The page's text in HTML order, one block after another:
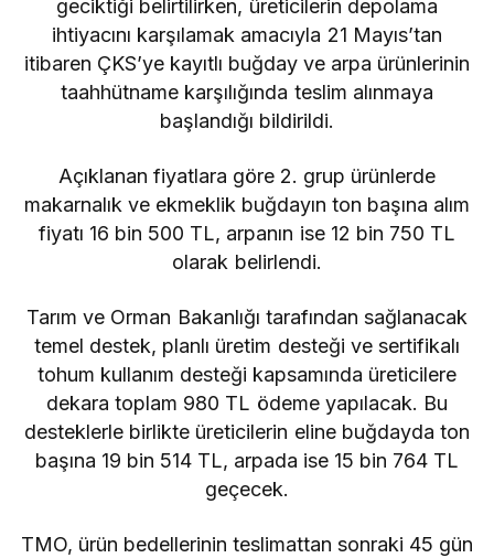
geciktiği belirtilirken, üreticilerin depolama
ihtiyacını karşılamak amacıyla 21 Mayıs’tan
itibaren ÇKS’ye kayıtlı buğday ve arpa ürünlerinin
taahhütname karşılığında teslim alınmaya
başlandığı bildirildi.
Açıklanan fiyatlara göre 2. grup ürünlerde
makarnalık ve ekmeklik buğdayın ton başına alım
fiyatı 16 bin 500 TL, arpanın ise 12 bin 750 TL
olarak belirlendi.
Tarım ve Orman Bakanlığı tarafından sağlanacak
temel destek, planlı üretim desteği ve sertifikalı
tohum kullanım desteği kapsamında üreticilere
dekara toplam 980 TL ödeme yapılacak. Bu
desteklerle birlikte üreticilerin eline buğdayda ton
başına 19 bin 514 TL, arpada ise 15 bin 764 TL
geçecek.
TMO, ürün bedellerinin teslimattan sonraki 45 gün